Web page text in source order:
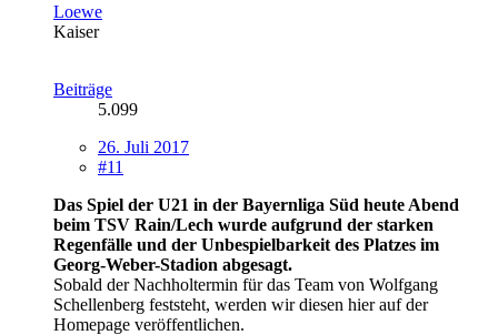
Loewe
Kaiser
Beiträge
5.099
26. Juli 2017
#11
Das Spiel der U21 in der Bayernliga Süd heute Abend
beim TSV Rain/Lech wurde aufgrund der starken
Regenfälle und der Unbespielbarkeit des Platzes im
Georg-Weber-Stadion abgesagt.
Sobald der Nachholtermin für das Team von Wolfgang
Schellenberg feststeht, werden wir diesen hier auf der
Homepage veröffentlichen.